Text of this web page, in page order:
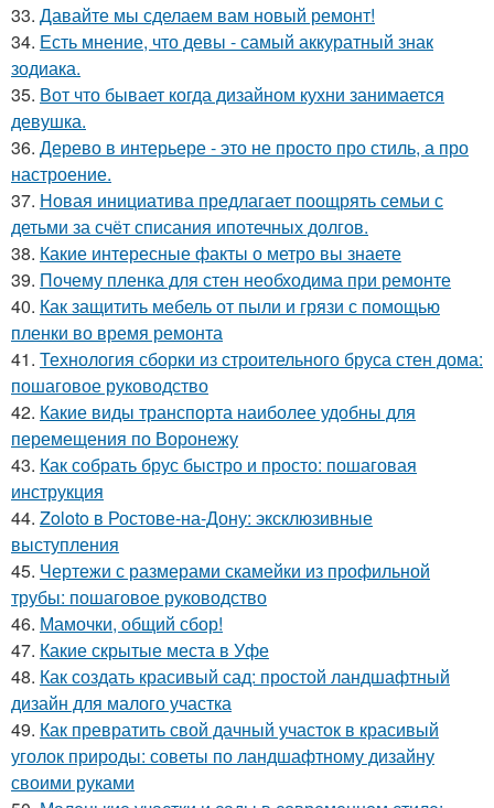
33. Давайте мы сделаем вам новый ремонт!
34. Есть мнение, что девы - самый аккуратный знак
зодиака.
35. Вот что бывает когда дизайном кухни занимается
девушка.
36. Дерево в интерьере - это не просто про стиль, а про
настроение.
37. Новая инициатива предлагает поощрять семьи с
детьми за счёт списания ипотечных долгов.
38. Какие интересные факты о метро вы знаете
39. Почему пленка для стен необходима при ремонте
40. Как защитить мебель от пыли и грязи с помощью
пленки во время ремонта
41. Технология сборки из строительного бруса стен дома:
пошаговое руководство
42. Какие виды транспорта наиболее удобны для
перемещения по Воронежу
43. Как собрать брус быстро и просто: пошаговая
инструкция
44. Zoloto в Ростове-на-Дону: эксклюзивные
выступления
45. Чертежи с размерами скамейки из профильной
трубы: пошаговое руководство
46. Мамочки, общий сбор!
47. Какие скрытые места в Уфе
48. Как создать красивый сад: простой ландшафтный
дизайн для малого участка
49. Как превратить свой дачный участок в красивый
уголок природы: советы по ландшафтному дизайну
своими руками